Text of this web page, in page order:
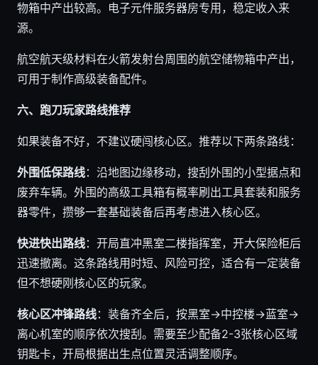
物箱中产出较高。电子元件服务器房专用，稳定收入来
源。
航空航天级材料在火箭发射台周围的航空储物箱中产出，
可用于制作高级装备配件。
六、跑刀玩家路线推荐
如果装备不好，不建议硬闯核心区。推荐以下两条路线：
外围低保路线：沿地图边缘移动，搜刮外围的小型据点和
废弃车辆。外围的高级工具箱有概率刷出工具套装和服务
器零件，攒够一套基础装备后再考虑进入核心区。
快进快出路线：开局直冲黑室二楼指挥室，开大保险柜后
迅速撤离。这条路线用时短、风险可控，适合有一定装备
但不想硬刚核心区的玩家。
核心区冲锋路线：装备齐全后，按黑室→中控楼→蓝室→
离心机室的顺序依次搜刮。需要至少配备2-3张核心区域
钥匙卡，开局根据出生点位置灵活调整顺序。